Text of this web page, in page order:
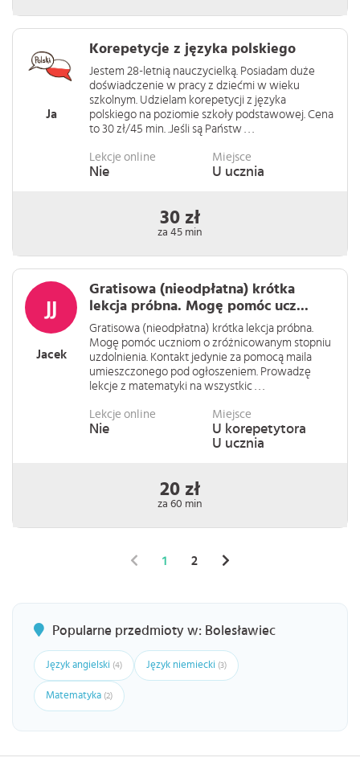
Ja
Korepetycje z języka polskiego
Jestem 28-letnią nauczycielką. Posiadam duże
doświadczenie w pracy z dziećmi w wieku
szkolnym. Udzielam korepetycji z języka
polskiego na poziomie szkoły podstawowej. Cena
to 30 zł/45 min. .Jeśli są Państw . . .
Lekcje online
Nie
Miejsce
U ucznia
30 zł
za 45 min
Jacek
Gratisowa (nieodpłatna) krótka
lekcja próbna. Mogę pomóc ucz...
Gratisowa (nieodpłatna) krótka lekcja próbna.
Mogę pomóc uczniom o zróżnicowanym stopniu
uzdolnienia. Kontakt jedynie za pomocą maila
umieszczonego pod ogłoszeniem. Prowadzę
lekcje z matematyki na wszystkic . . .
Lekcje online
Nie
Miejsce
U korepetytora
U ucznia
20 zł
za 60 min
1 2
Popularne przedmioty w: Bolesławiec
Język angielski (4) Język niemiecki (3)
Matematyka (2)